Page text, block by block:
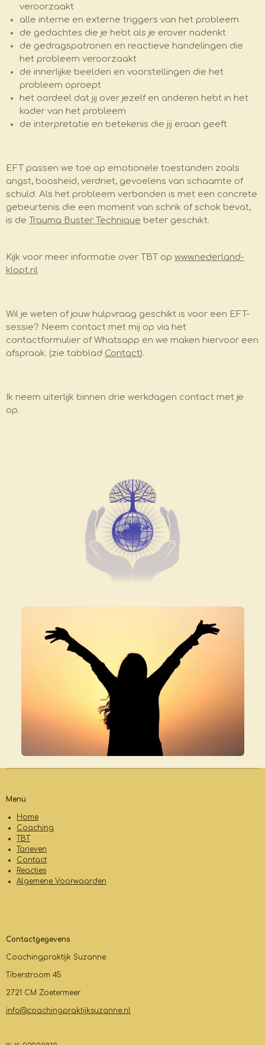
veroorzaakt
alle interne en externe triggers van het probleem
de gedachtes die je hebt als je erover nadenkt
de gedragspatronen en reactieve handelingen die
het probleem veroorzaakt
de innerlijke beelden en voorstellingen die het
probleem oproept
het oordeel dat jij over jezelf en anderen hebt in het
kader van het probleem
de interpretatie en betekenis die jij eraan geeft
EFT passen we toe op emotionele toestanden zoals
angst, boosheid, verdriet, gevoelens van schaamte of
schuld. Als het probleem verbonden is met een concrete
gebeurtenis die een moment van schrik of schok bevat,
is de Trauma Buster Technique beter geschikt.
Kijk voor meer informatie over TBT op www.nederland-
klopt.nl
Wil je weten of jouw hulpvraag geschikt is voor een EFT-
sessie? Neem contact met mij op via het
contactformulier of Whatsapp en we maken hiervoor een
afspraak. (zie tabblad Contact).
Ik neem uiterlijk binnen drie werkdagen contact met je
op.
Menu
Home
Coaching
TBT
Tarieven
Contact
Reacties
Algemene Voorwaarden
Contactgegevens
Coachingpraktijk Suzanne
Tiberstroom 45
2721 CM Zoetermeer
info@coachingpraktijksuzanne.nl